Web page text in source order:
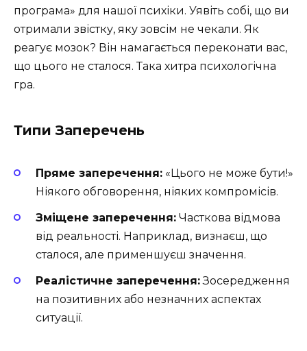
програма» для нашої психіки. Уявіть собі, що ви
отримали звістку, яку зовсім не чекали. Як
реагує мозок? Він намагається переконати вас,
що цього не сталося. Така хитра психологічна
гра.
Типи Заперечень
Пряме заперечення: «Цього не може бути!»
Ніякого обговорення, ніяких компромісів.
Зміщене заперечення: Часткова відмова
від реальності. Наприклад, визнаєш, що
сталося, але применшуєш значення.
Реалістичне заперечення:Зосередження
на позитивних або незначних аспектах
ситуації.